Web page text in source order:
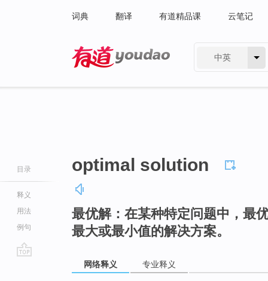
词典 翻译 有道精品课 云笔记
中英
目录
释义
用法
例句
optimal solution
最优解：在某种特定问题中，最
最大或最小值的解决方案。
网络释义 专业释义